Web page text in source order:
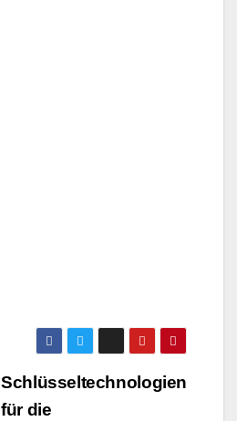
Schlüsseltechnologien
für die